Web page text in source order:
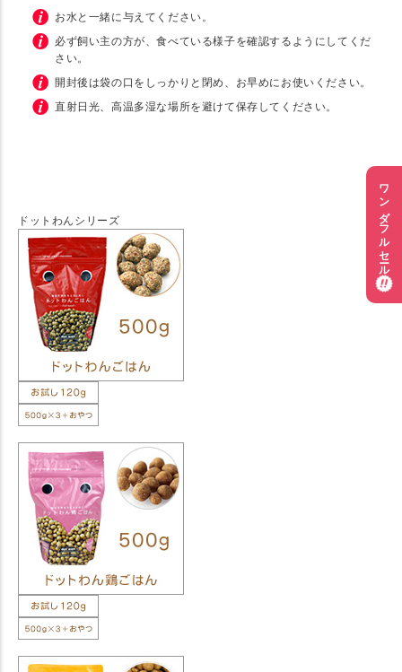
お水と一緒に与えてください。
必ず飼い主の方が、食べている様子を確認するようにしてくだ
さい。
開封後は袋の口をしっかりと閉め、お早めにお使いください。
直射日光、高温多湿な場所を避けて保存してください。
ドットわんシリーズ ワンダフルセール